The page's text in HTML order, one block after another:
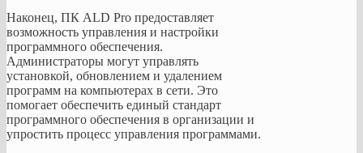
Наконец, ПК ALD Pro предоставляет
возможность управления и настройки
программного обеспечения.
Администраторы могут управлять
установкой, обновлением и удалением
программ на компьютерах в сети. Это
помогает обеспечить единый стандарт
программного обеспечения в организации и
упростить процесс управления программами.
языка,
его
можно
использовать
полном
соответствии
национальными